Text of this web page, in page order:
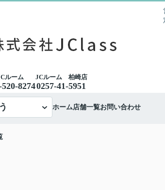
ルーム
8274
JCルーム 柏崎店
0257-41-5951
ホーム店舗一覧お問い合わせ